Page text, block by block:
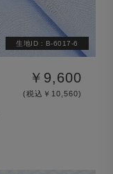
生地ID : B-6017-6
￥9,600
(税込￥10,560)